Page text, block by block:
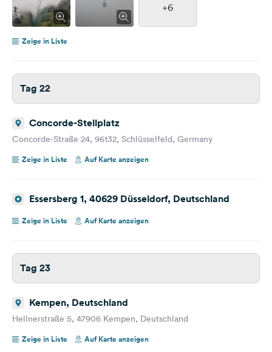
+6
Zeige in Liste
Tag 22
Concorde-Stellplatz
Concorde-Straße 24, 96132, Schlüsselfeld, Germany
Zeige in Liste
Auf Karte anzeigen
Essersberg 1, 40629 Düsseldorf, Deutschland
Zeige in Liste Auf Karte anzeigen
Tag 23
Kempen, Deutschland
Hellnerstraße 5, 47906 Kempen, Deutschland
Zeige in Liste
Auf Karte anzeigen